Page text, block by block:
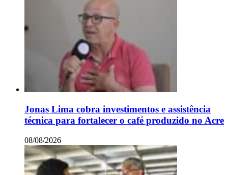
Jonas Lima cobra investimentos e assistência
técnica para fortalecer o café produzido no Acre
08/08/2026